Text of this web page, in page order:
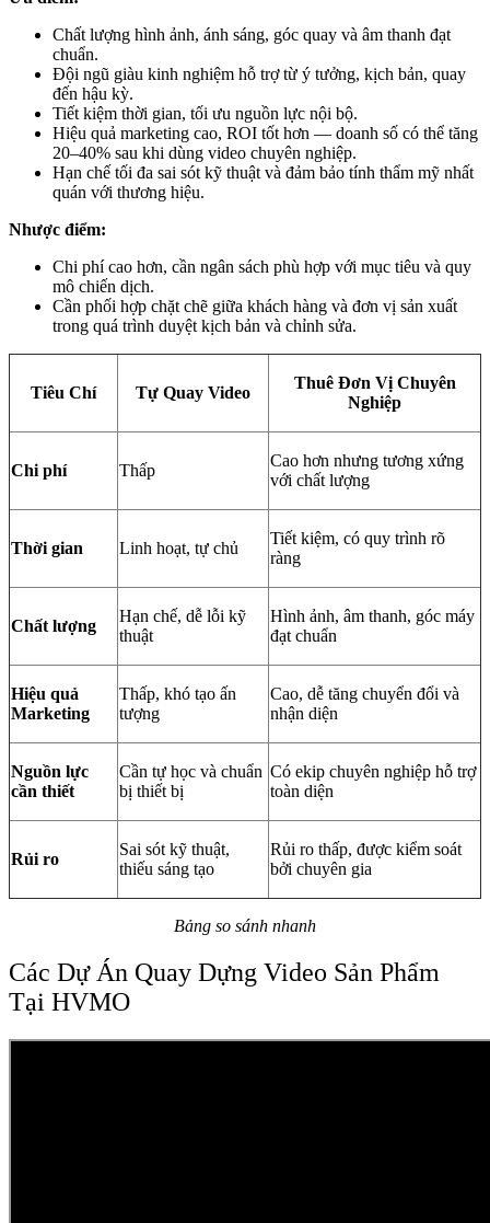
Chất lượng hình ảnh, ánh sáng, góc quay và âm thanh đạt
chuẩn.
Đội ngũ giàu kinh nghiệm hỗ trợ từ ý tưởng, kịch bản, quay
đến hậu kỳ.
Tiết kiệm thời gian, tối ưu nguồn lực nội bộ.
Hiệu quả marketing cao, ROI tốt hơn — doanh số có thể tăng
20–40% sau khi dùng video chuyên nghiệp.
Hạn chế tối đa sai sót kỹ thuật và đảm bảo tính thẩm mỹ nhất
quán với thương hiệu.
Nhược điểm:
Chi phí cao hơn, cần ngân sách phù hợp với mục tiêu và quy
mô chiến dịch.
Cần phối hợp chặt chẽ giữa khách hàng và đơn vị sản xuất
trong quá trình duyệt kịch bản và chỉnh sửa.
Tiêu Chí Tự Quay Video
Thuê Đơn Vị Chuyên
Nghiệp
Chi phí Thấp
Cao hơn nhưng tương xứng
với chất lượng
Thời gian Linh hoạt, tự chủ
Tiết kiệm, có quy trình rõ
ràng
Chất lượng
Hạn chế, dễ lỗi kỹ
thuật
Hình ảnh, âm thanh, góc máy
đạt chuẩn
Hiệu quả
Marketing
Thấp, khó tạo ấn
tượng
Cao, dễ tăng chuyển đổi và
nhận diện
Nguồn lực
cần thiết
Cần tự học và chuẩn
bị thiết bị
Có ekip chuyên nghiệp hỗ trợ
toàn diện
Rủi ro
Sai sót kỹ thuật,
thiếu sáng tạo
Rủi ro thấp, được kiểm soát
bởi chuyên gia
Bảng so sánh nhanh
Các Dự Án Quay Dựng Video Sản Phẩm
Tại HVMO